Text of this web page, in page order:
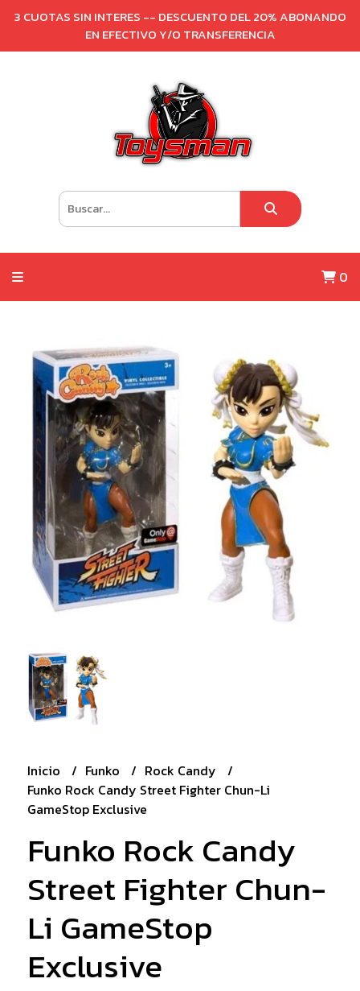
3 CUOTAS SIN INTERES -- DESCUENTO DEL 20% ABONANDO
EN EFECTIVO Y/O TRANSFERENCIA
0
Inicio Funko
Rock Candy
Funko Rock Candy Street Fighter Chun-Li
GameStop Exclusive
Funko Rock Candy
Street Fighter Chun-
Li GameStop
Exclusive